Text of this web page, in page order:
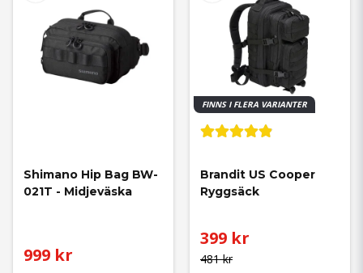
Shimano Hip Bag BW-
021T - Midjeväska
999 kr
FINNS I FLERA VARIANTER
Brandit US Cooper
Ryggsäck
481 kr
399 kr